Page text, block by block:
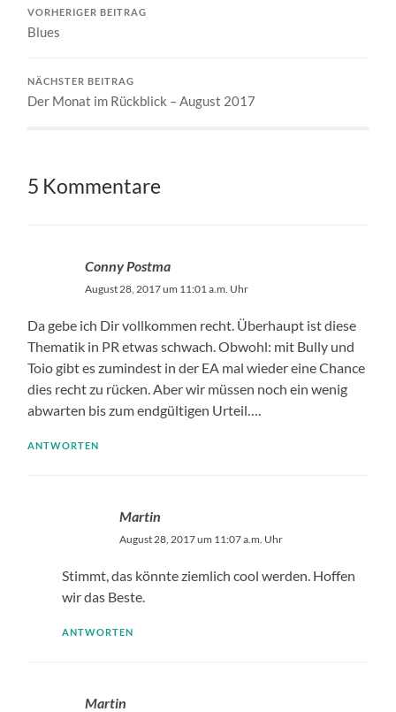
VORHERIGER BEITRAG
Blues
NÄCHSTER BEITRAG
Der Monat im Rückblick – August 2017
5 Kommentare
Conny Postma
August 28, 2017 um 11:01 a.m. Uhr
Da gebe ich Dir vollkommen recht. Überhaupt ist diese
Thematik in PR etwas schwach. Obwohl: mit Bully und
Toio gibt es zumindest in der EA mal wieder eine Chance
dies recht zu rücken. Aber wir müssen noch ein wenig
abwarten bis zum endgültigen Urteil….
ANTWORTEN
Martin
August 28, 2017 um 11:07 a.m. Uhr
Stimmt, das könnte ziemlich cool werden. Hoffen
wir das Beste.
ANTWORTEN
Martin